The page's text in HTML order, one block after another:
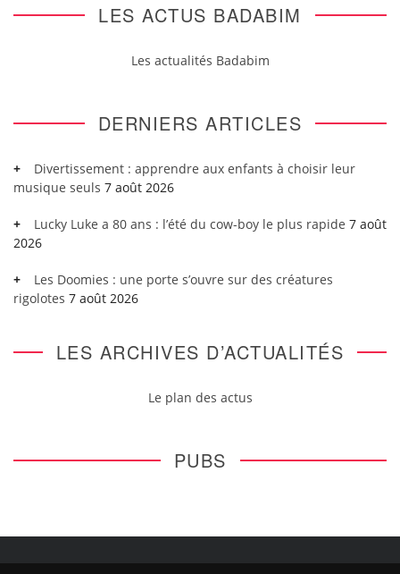
LES ACTUS BADABIM
Les actualités Badabim
DERNIERS ARTICLES
Divertissement : apprendre aux enfants à choisir leur
musique seuls 7 août 2026
Lucky Luke a 80 ans : l’été du cow-boy le plus rapide 7 août
2026
Les Doomies : une porte s’ouvre sur des créatures
rigolotes 7 août 2026
LES ARCHIVES D’ACTUALITÉS
Le plan des actus
PUBS